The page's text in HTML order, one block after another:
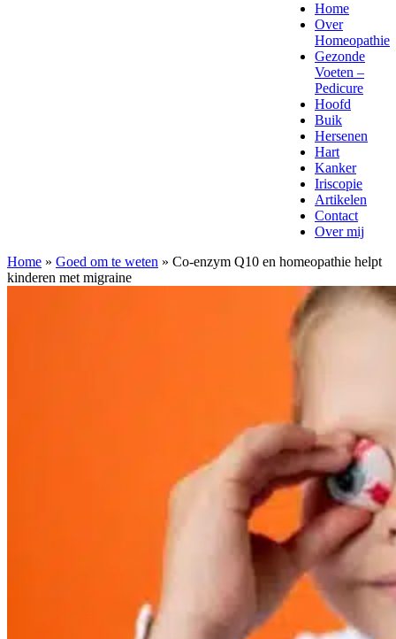
Home
Over
Homeopathie
Gezonde
Voeten –
Pedicure
Hoofd
Buik
Hersenen
Hart
Kanker
Iriscopie
Artikelen
Contact
Over mij
Home » Goed om te weten » Co-enzym Q10 en homeopathie helpt
kinderen met migraine